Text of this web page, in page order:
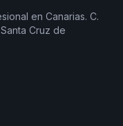
en Canarias. C.
Cruz de